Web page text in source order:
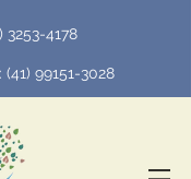
3253-4178
(41) 99151-3028